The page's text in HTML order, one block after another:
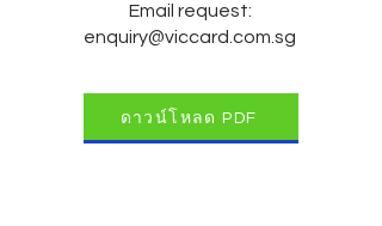
Email request:
enquiry@viccard.com.sg
ดาวน์โหลด PDF